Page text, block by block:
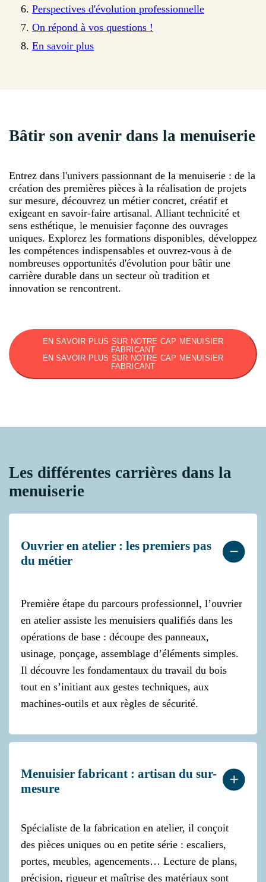
Perspectives d'évolution professionnelle
On répond à vos questions !
En savoir plus
Bâtir son avenir dans la menuiserie
Entrez dans l'univers passionnant de la menuiserie : de la
création des premières pièces à la réalisation de projets
sur mesure, découvrez un métier concret, créatif et
exigeant en savoir-faire artisanal. Alliant technicité et
sens esthétique, le menuisier façonne des ouvrages
uniques. Explorez les formations disponibles, développez
les compétences indispensables et ouvrez-vous à de
nombreuses opportunités d'évolution pour bâtir une
carrière durable dans un secteur où tradition et
innovation se rencontrent.
EN SAVOIR PLUS SUR NOTRE CAP MENUISIER
FABRICANT
EN SAVOIR PLUS SUR NOTRE CAP MENUISIER
FABRICANT
Les différentes carrières dans la
menuiserie
Ouvrier en atelier : les premiers pas
du métier
Première étape du parcours professionnel, l’ouvrier
en atelier assiste les menuisiers qualifiés dans les
opérations de base : découpe des panneaux,
usinage, ponçage, assemblage d’éléments simples.
Il découvre les fondamentaux du travail du bois
tout en s’initiant aux gestes techniques, aux
machines-outils et aux règles de sécurité.
Menuisier fabricant : artisan du sur-
mesure
Spécialiste de la fabrication en atelier, il conçoit
des pièces uniques ou en petite série : escaliers,
portes, meubles, agencements… Lecture de plans,
précision, rigueur et maîtrise des matériaux sont